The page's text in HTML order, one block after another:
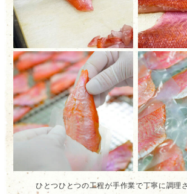
ひとつひとつの工程が手作業で丁寧に調理